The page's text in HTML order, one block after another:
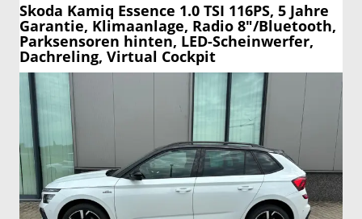
Skoda Kamiq Essence 1.0 TSI 116PS, 5 Jahre
Garantie, Klimaanlage, Radio 8"/Bluetooth,
Parksensoren hinten, LED-Scheinwerfer,
Dachreling, Virtual Cockpit